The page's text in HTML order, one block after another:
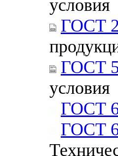
условия
ГОСТ
ГОСТ
условия
ГОСТ
ГОСТ